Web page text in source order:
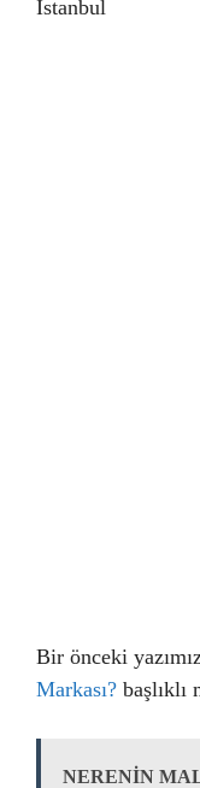
İstanbul
Bir önceki
Markası? başlıklı
NERENİN